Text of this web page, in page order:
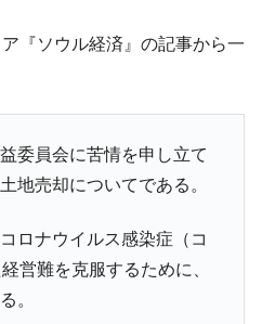
『ソウル経済』の記事から一
委員会に苦情を申し立て
地売却についてである。
ロナウイルス感染症（コ
営難を克服するために、
。